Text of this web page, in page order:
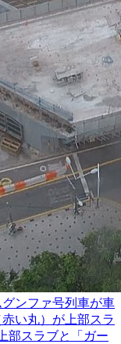
ンファ号列車が車
い丸）が上部スラ
部スラブと「ガー